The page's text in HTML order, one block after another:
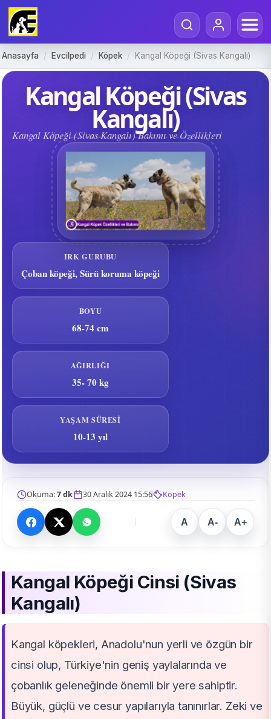
Anasayfa / Evcilpedi / Köpek / Kangal Köpeği (Sivas Kangalı)
Kangal Köpeği (Sivas
Kangalı)
Kangal Köpeği (Sivas Kangalı) Bakımı ve Özellikleri
IRK GURUBU
Çoban köpeği, Sürü koruma köpeği
BOYU
68-74 cm
AĞIRLIĞI
35- 70 kg
YAŞAM SÜRESI
10-13 yıl
Okuma:7 dk 30 Aralık 2024 15:56 Köpek
A A- A+
Kangal Köpeği Cinsi (Sivas
Kangalı)
Kangal köpekleri, Anadolu'nun yerli ve özgün bir
cinsi olup, Türkiye'nin geniş yaylalarında ve
çobanlık geleneğinde önemli bir yere sahiptir.
Büyük, güçlü ve cesur yapılarıyla tanınırlar. Zeki ve